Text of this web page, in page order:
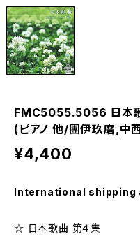
FMC5055.5056 日本
(ピアノ 他/團伊玖磨,中
¥4,400
International shipping
☆ 日本歌曲 第４集